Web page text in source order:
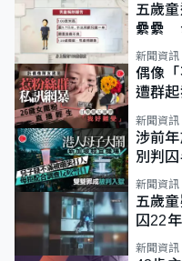
五歲
纍纍
類案
新聞資訊
偶像
遭群
新聞資訊
涉前
別判
新聞資訊
五歲
囚22
新聞資訊